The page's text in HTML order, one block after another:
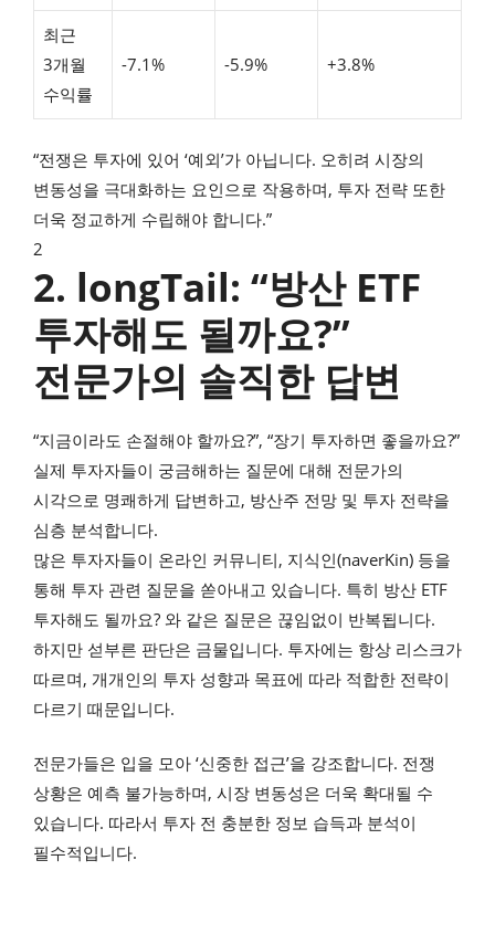
최근
3개월
수익률
-7.1% -5.9% +3.8%
“전쟁은 투자에 있어 ‘예외’가 아닙니다. 오히려 시장의
변동성을 극대화하는 요인으로 작용하며, 투자 전략 또한
더욱 정교하게 수립해야 합니다.”
2
2. longTail: “방산 ETF
투자해도 될까요?”
전문가의 솔직한 답변
“지금이라도 손절해야 할까요?”, “장기 투자하면 좋을까요?”
실제 투자자들이 궁금해하는 질문에 대해 전문가의
시각으로 명쾌하게 답변하고, 방산주 전망 및 투자 전략을
심층 분석합니다.
많은 투자자들이 온라인 커뮤니티, 지식인(naverKin) 등을
통해 투자 관련 질문을 쏟아내고 있습니다. 특히 방산 ETF
투자해도 될까요? 와 같은 질문은 끊임없이 반복됩니다.
하지만 섣부른 판단은 금물입니다. 투자에는 항상 리스크가
따르며, 개개인의 투자 성향과 목표에 따라 적합한 전략이
다르기 때문입니다.
전문가들은 입을 모아 ‘신중한 접근’을 강조합니다. 전쟁
상황은 예측 불가능하며, 시장 변동성은 더욱 확대될 수
있습니다. 따라서 투자 전 충분한 정보 습득과 분석이
필수적입니다.